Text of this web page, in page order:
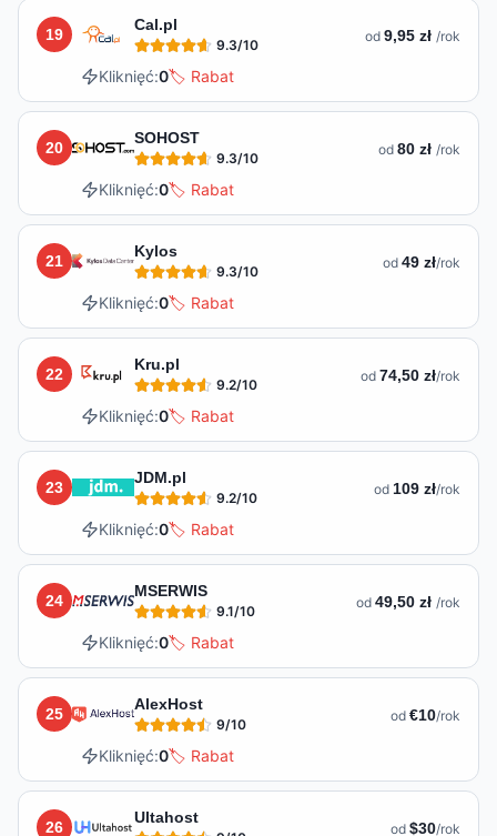
19
Cal.pl
9.3/10 od 9,95 zł /rok
Kliknięć:0🏷️ Rabat
20
SOHOST
9.3/10 od 80 zł /rok
Kliknięć:0🏷️ Rabat
21
Kylos
9.3/10 od 49 zł/rok
Kliknięć:0🏷️ Rabat
22
Kru.pl
9.2/10 od 74,50 zł/rok
Kliknięć:0🏷️ Rabat
23
JDM.pl
9.2/10 od 109 zł/rok
Kliknięć:0🏷️ Rabat
24
MSERWIS
9.1/10 od 49,50 zł /rok
Kliknięć:0🏷️ Rabat
25
AlexHost
9/10 od €10/rok
Kliknięć:0🏷️ Rabat
26
Ultahost
od $30/rok